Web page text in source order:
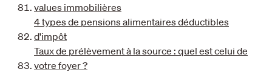
values immobilières
4 types de pensions alimentaires déductibles
d'impôt
Taux de prélèvement à la source : quel est celui de
votre foyer ?